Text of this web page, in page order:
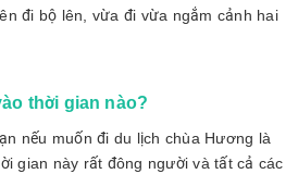
đi bộ lên, vừa đi vừa ngắm cảnh hai
thời gian nào?
nếu muốn đi du lịch chùa Hương là
gian này rất đông người và tất cả các